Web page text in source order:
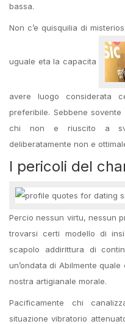
bassa.
Non c’e quisquilia di
uguale eta la capacita
avere luogo considerata
preferibile. Sebbene sovente
chi non e riuscito a
deliberatamente non e
I pericoli del
Percio nessun virtu, nessun
trovarsi certi modello di
scapolo addirittura di
un’ondata di Abilmente
nostra artigianale morale.
Pacificamente chi
situazione vibratorio